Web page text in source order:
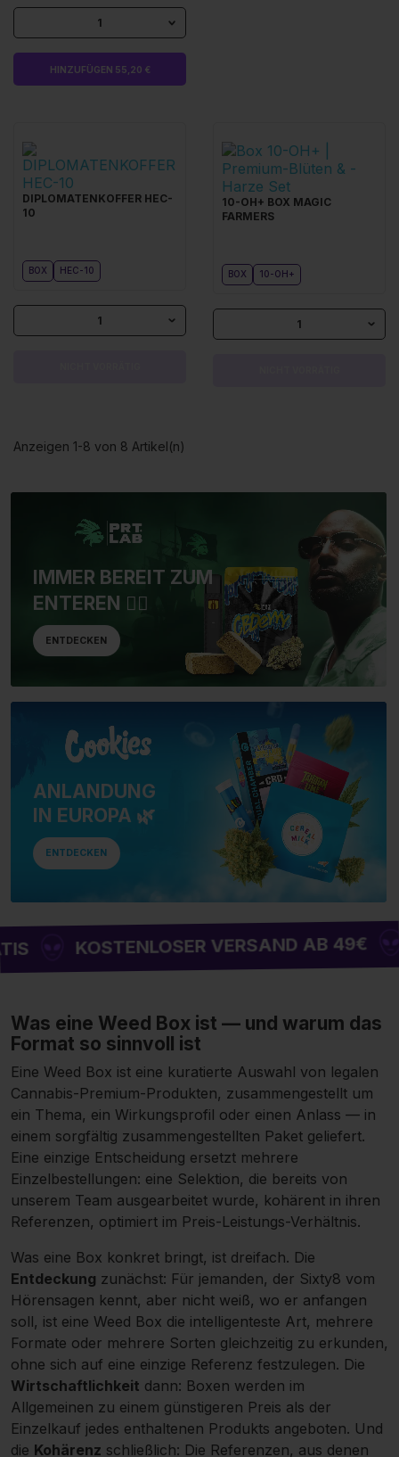
1
HINZUFÜGEN 55,20 €
DIPLOMATENKOFFER HEC-
10
BOX HEC-10
1
10-OH+ BOX MAGIC
FARMERS
BOX 10-OH+
1
Anzeigen 1-8 von 8 Artikel(n)
IMMER BEREIT ZUM
ENTEREN 🏴‍☠️
ENTDECKEN
ANLANDUNG
IN EUROPA 🌿
ENTDECKEN
KOSTENLOSER VERSAND AB 49€ BIS
Was eine Weed Box ist — und warum das
Format so sinnvoll ist
Eine Weed Box ist eine kuratierte Auswahl von legalen
Cannabis-Premium-Produkten, zusammengestellt um
ein Thema, ein Wirkungsprofil oder einen Anlass — in
einem sorgfältig zusammengestellten Paket geliefert.
Eine einzige Entscheidung ersetzt mehrere
Einzelbestellungen: eine Selektion, die bereits von
unserem Team ausgearbeitet wurde, kohärent in ihren
Referenzen, optimiert im Preis-Leistungs-Verhältnis.
Was eine Box konkret bringt, ist dreifach. Die
Entdeckung zunächst: Für jemanden, der Sixty8 vom
Hörensagen kennt, aber nicht weiß, wo er anfangen
soll, ist eine Weed Box die intelligenteste Art, mehrere
Formate oder mehrere Sorten gleichzeitig zu erkunden,
ohne sich auf eine einzige Referenz festzulegen. Die
Wirtschaftlichkeit dann: Boxen werden im
Allgemeinen zu einem günstigeren Preis als der
Einzelkauf jedes enthaltenen Produkts angeboten. Und
die Kohärenz schließlich: Die Referenzen, aus denen